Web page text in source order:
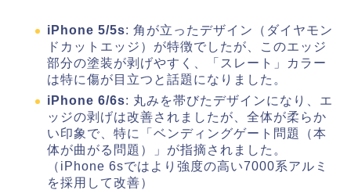
iPhone 5/5s: 角が立ったデザイン（ダイヤモン
ドカットエッジ）が特徴でしたが、このエッジ
部分の塗装が剥げやすく、「スレート」カラー
は特に傷が目立つと話題になりました。
iPhone 6/6s: 丸みを帯びたデザインになり、エ
ッジの剥げは改善されましたが、全体が柔らか
い印象で、特に「ベンディングゲート問題（本
体が曲がる問題）」が指摘されました。
（iPhone 6sではより強度の高い7000系アルミ
を採用して改善）